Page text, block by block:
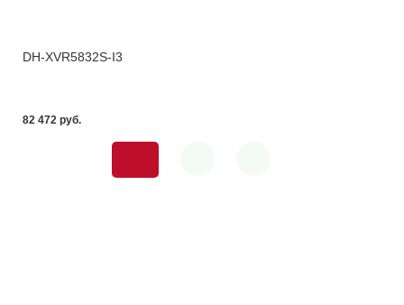
DH-XVR5832S-I3
82 472 pуб.